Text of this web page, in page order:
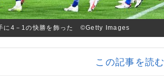
に4－1の快勝を飾った ©Getty Images
この記事を読む